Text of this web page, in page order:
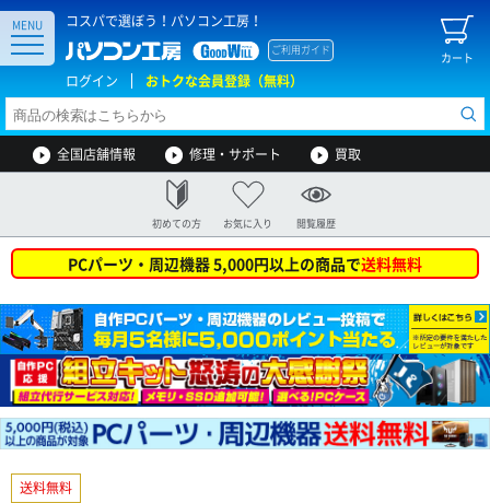
コスパで選ぼう！パソコン工房！
カート
ご利用ガイド
ログイン おトクな会員登録（無料）
MENU
全国店舗情報 修理・サポート 買取
初めての方 お気に入り 閲覧履歴
PCパーツ・周辺機器 5,000円以上の商品で送料無料
送料無料